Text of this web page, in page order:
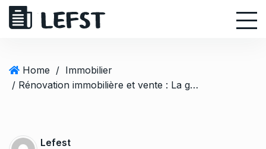
Home / Immobilier
/ Rénovation immobilière et vente : La gestion des rongeurs au prisme de la garantie des vices cachés
Lefest